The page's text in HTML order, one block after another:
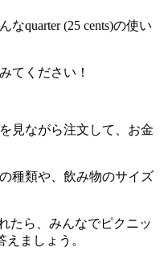
quarter (25 cents)の使い
てください！
見ながら注文して、お金
種類や、飲み物のサイズ
たら、みんなでピクニッ
ましょう。